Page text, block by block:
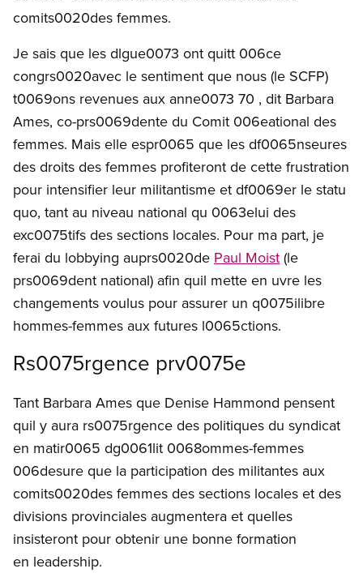
comits0020des femmes.
Je sais que les dlgue0073 ont quitt 006ce
congrs0020avec le sentiment que nous (le SCFP)
t0069ons revenues aux anne0073 70 , dit Barbara
Ames, co-prs0069dente du Comit 006eational des
femmes. Mais elle espr0065 que les df0065nseures
des droits des femmes profiteront de cette frustration
pour intensifier leur militantisme et df0069er le statu
quo, tant au niveau national qu 0063elui des
exc0075tifs des sections locales. Pour ma part, je
ferai du lobbying auprs0020de Paul Moist (le
prs0069dent national) afin quil mette en uvre les
changements voulus pour assurer un q0075ilibre
hommes-femmes aux futures l0065ctions.
Rs0075rgence prv0075e
Tant Barbara Ames que Denise Hammond pensent
quil y aura rs0075rgence des politiques du syndicat
en matir0065 dg0061lit 0068ommes-femmes
006desure que la participation des militantes aux
comits0020des femmes des sections locales et des
divisions provinciales augmentera et quelles
insisteront pour obtenir une bonne formation
en leadership.